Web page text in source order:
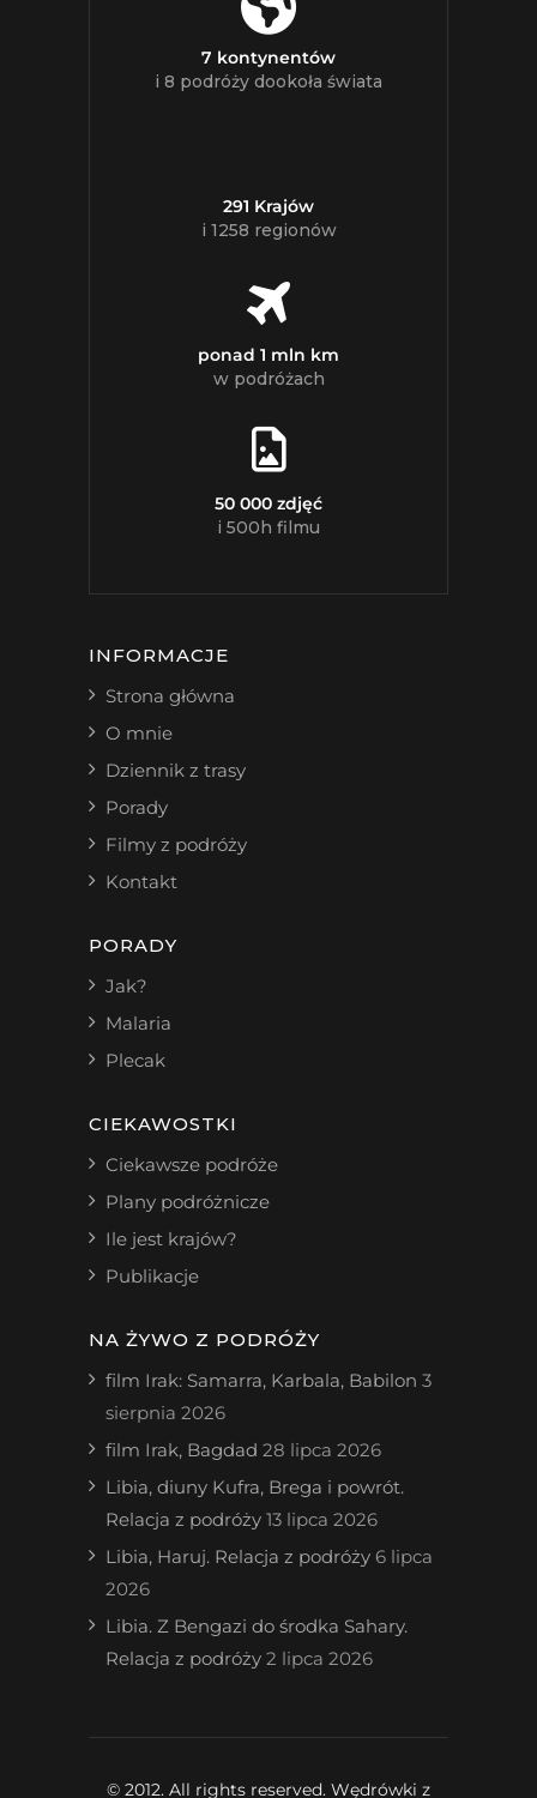
7 kontynentów
i 8 podróży dookoła świata
291 Krajów
i 1258 regionów
ponad 1 mln km
w podróżach
50 000 zdjęć
i 500h filmu
INFORMACJE
Strona główna
O mnie
Dziennik z trasy
Porady
Filmy z podróży
Kontakt
PORADY
Jak?
Malaria
Plecak
CIEKAWOSTKI
Ciekawsze podróże
Plany podróżnicze
Ile jest krajów?
Publikacje
NA ŻYWO Z PODRÓŻY
film Irak: Samarra, Karbala, Babilon 3
sierpnia 2026
film Irak, Bagdad 28 lipca 2026
Libia, diuny Kufra, Brega i powrót.
Relacja z podróży 13 lipca 2026
Libia, Haruj. Relacja z podróży 6 lipca
2026
Libia. Z Bengazi do środka Sahary.
Relacja z podróży 2 lipca 2026
© 2012. All rights reserved. Wędrówki z